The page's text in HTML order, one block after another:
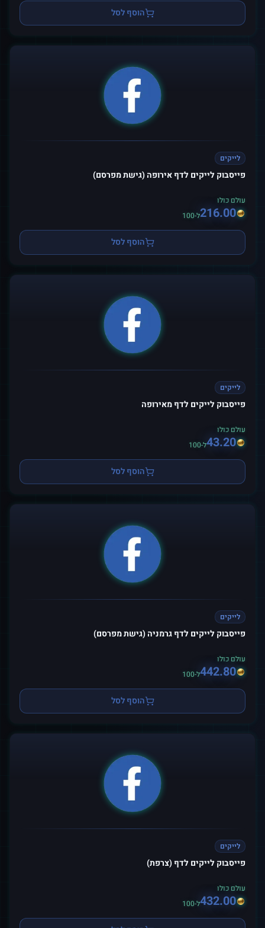
הוסף לסל
לייקים
פייסבוק לייקים לדף אירופה (גישת מפרסם)
עולם כולו
216.00ל-100
הוסף לסל
לייקים
פייסבוק לייקים לדף מאירופה
עולם כולו
43.20ל-100
הוסף לסל
לייקים
פייסבוק לייקים לדף גרמניה (גישת מפרסם)
עולם כולו
442.80ל-100
הוסף לסל
לייקים
פייסבוק לייקים לדף (צרפת)
עולם כולו
432.00ל-100